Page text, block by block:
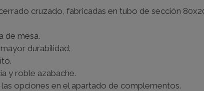
cruzado, fabricadas en tubo de sección
de mesa.
durabilidad.
y roble azabache.
opciones en el apartado de complementos.